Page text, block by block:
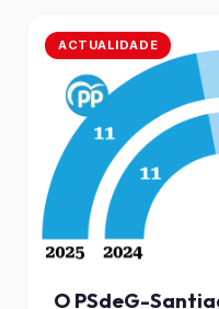
ACTUALIDADE
O PSdeG-